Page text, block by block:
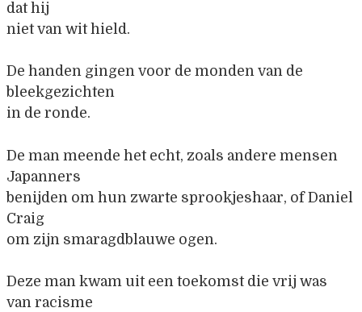
dat hij
niet van wit hield.
De handen gingen voor de monden van de
bleekgezichten
in de ronde.
De man meende het echt, zoals andere mensen
Japanners
benijden om hun zwarte sprookjeshaar, of Daniel
Craig
om zijn smaragdblauwe ogen.
Deze man kwam uit een toekomst die vrij was
van racisme